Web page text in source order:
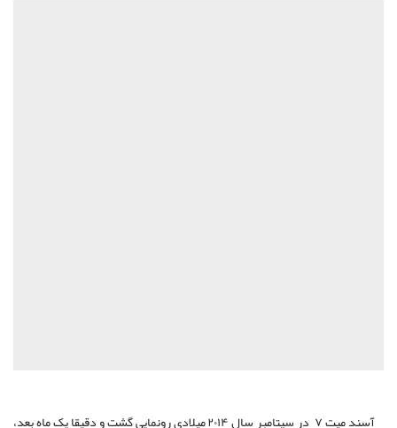
آسند میت ۷ در سپتامبر سال ۲۰۱۴ میلادی رونمایی گشت و دقیقا یک ماه بعد،